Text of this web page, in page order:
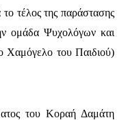
το τέλος της παράστασης
ομάδα Ψυχολόγων και
Χαμόγελο του Παιδιού)
του Κοραή Δαμάτη